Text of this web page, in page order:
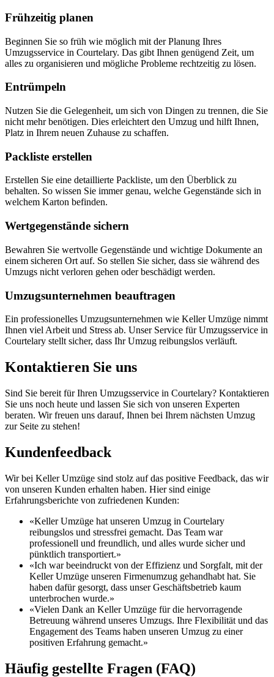
Frühzeitig planen
Beginnen Sie so früh wie möglich mit der Planung Ihres
Umzugsservice in Courtelary. Das gibt Ihnen genügend Zeit, um
alles zu organisieren und mögliche Probleme rechtzeitig zu lösen.
Entrümpeln
Nutzen Sie die Gelegenheit, um sich von Dingen zu trennen, die Sie
nicht mehr benötigen. Dies erleichtert den Umzug und hilft Ihnen,
Platz in Ihrem neuen Zuhause zu schaffen.
Packliste erstellen
Erstellen Sie eine detaillierte Packliste, um den Überblick zu
behalten. So wissen Sie immer genau, welche Gegenstände sich in
welchem Karton befinden.
Wertgegenstände sichern
Bewahren Sie wertvolle Gegenstände und wichtige Dokumente an
einem sicheren Ort auf. So stellen Sie sicher, dass sie während des
Umzugs nicht verloren gehen oder beschädigt werden.
Umzugsunternehmen beauftragen
Ein professionelles Umzugsunternehmen wie Keller Umzüge nimmt
Ihnen viel Arbeit und Stress ab. Unser Service für Umzugsservice in
Courtelary stellt sicher, dass Ihr Umzug reibungslos verläuft.
Kontaktieren Sie uns
Sind Sie bereit für Ihren Umzugsservice in Courtelary? Kontaktieren
Sie uns noch heute und lassen Sie sich von unseren Experten
beraten. Wir freuen uns darauf, Ihnen bei Ihrem nächsten Umzug
zur Seite zu stehen!
Kundenfeedback
Wir bei Keller Umzüge sind stolz auf das positive Feedback, das wir
von unseren Kunden erhalten haben. Hier sind einige
Erfahrungsberichte von zufriedenen Kunden:
«Keller Umzüge hat unseren Umzug in Courtelary
reibungslos und stressfrei gemacht. Das Team war
professionell und freundlich, und alles wurde sicher und
pünktlich transportiert.»
«Ich war beeindruckt von der Effizienz und Sorgfalt, mit der
Keller Umzüge unseren Firmenumzug gehandhabt hat. Sie
haben dafür gesorgt, dass unser Geschäftsbetrieb kaum
unterbrochen wurde.»
«Vielen Dank an Keller Umzüge für die hervorragende
Betreuung während unseres Umzugs. Ihre Flexibilität und das
Engagement des Teams haben unseren Umzug zu einer
positiven Erfahrung gemacht.»
Häufig gestellte Fragen (FAQ)